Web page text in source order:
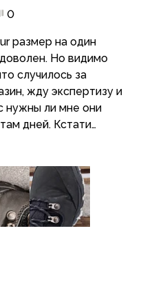
ЭВА) — хорошо
сцепление
р-р)
0
размер на один
Но видимо
случилось за
жду экспертизу и
нужны ли мне они
дней. Кстати